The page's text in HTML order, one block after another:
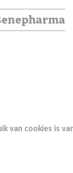
van cookies is